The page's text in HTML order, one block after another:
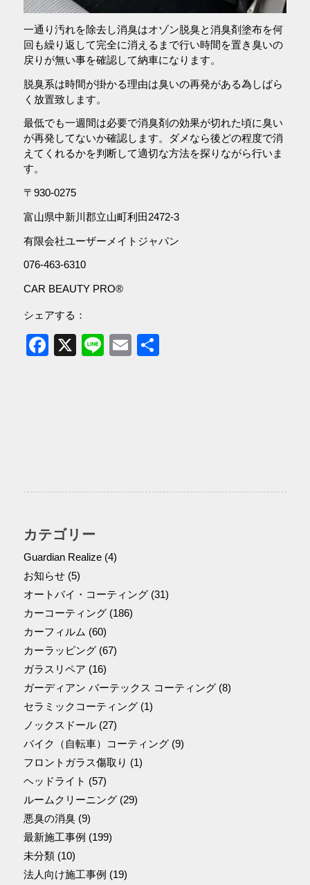
一通り汚れを除去し消臭はオゾン脱臭と消臭剤塗布を何
回も繰り返して完全に消えるまで行い時間を置き臭いの
戻りが無い事を確認して納車になります。
脱臭系は時間が掛かる理由は臭いの再発がある為しばら
く放置致します。
最低でも一週間は必要で消臭剤の効果が切れた頃に臭い
が再発してないか確認します。ダメなら後どの程度で消
えてくれるかを判断して適切な方法を探りながら行いま
す。
〒930-0275
富山県中新川郡立山町利田2472-3
有限会社ユーザーメイトジャパン
076-463-6310
CAR BEAUTY PRO®
シェアする：
Facebook
X LineEmail
カテゴリー
Guardian Realize(4)
お知らせ(5)
オートバイ・コーティング(31)
カーコーティング(186)
カーフィルム (60)
カーラッピング(67)
ガラスリペア (16)
ガーディアン バーテックス コーティング(8)
セラミックコーティング(1)
ノックスドール(27)
バイク（自転車）コーティング(9)
フロントガラス傷取り (1)
ヘッドライト (57)
ルームクリーニング(29)
悪臭の消臭(9)
最新施工事例 (199)
未分類(10)
法人向け施工事例 (19)